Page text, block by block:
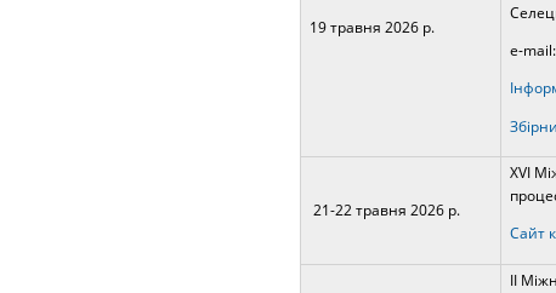
19 травня 2026 р.
e-mail:
21-22 травня 2026 р.
ХVI
Сайт
ІІ